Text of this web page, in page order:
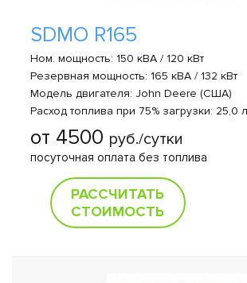
SDMO R165
Ном. мощность: 150 кВА / 120 кВт
Резервная мощность: 165 кВА / 132 кВт
Модель двигателя: John Deere (США)
Расход топлива при 75% загрузки: 25,0
от 4500 руб./сутки
посуточная оплата без топлива
РАССЧИТАТЬ
СТОИМОСТЬ